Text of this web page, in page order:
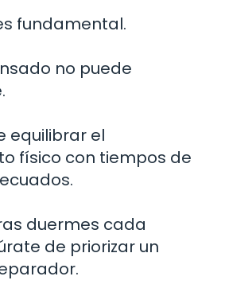
fundamental.
no puede
equilibrar el
físico con tiempos de
duermes cada
de priorizar un